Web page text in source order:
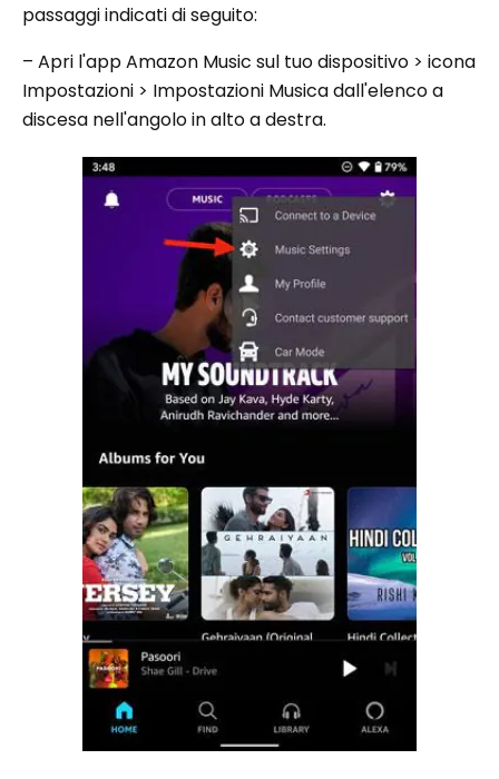
passaggi indicati di seguito:
– Apri l'app Amazon Music sul tuo dispositivo > icona
Impostazioni > Impostazioni Musica dall'elenco a
discesa nell'angolo in alto a destra.